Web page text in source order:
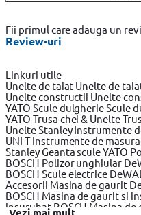
Fii primul care adauga un
Review-uri
Linkuri utile
Unelte de taiat Unelte de
Unelte constructii Unelte
YATO Scule dulgherieScule
YATO Trusa chei & Unelte
Unelte StanleyInstrumente
UNI-TInstrumente de
StanleyGeanta scule YATO
BOSCH Polizor unghiular
BOSCH Scule electrice
Accesorii Masina de gaurit
BOSCH Masina de gaurit si
insurubat BOSCH Masina de
Vezi mai mult